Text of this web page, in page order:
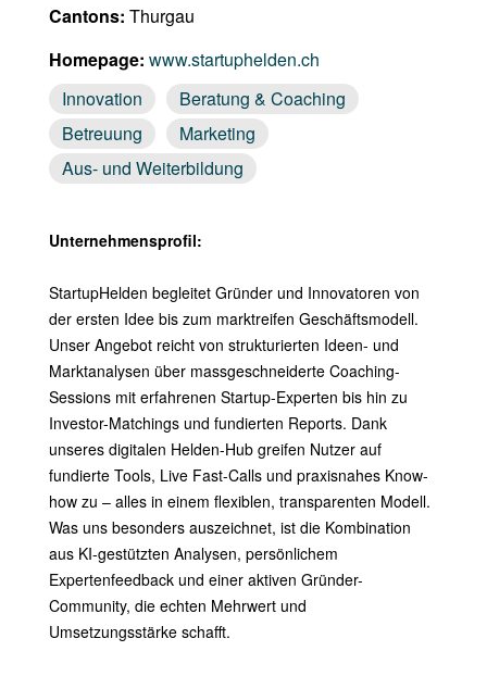
Cantons: Thurgau
Homepage: www.startuphelden.ch
Innovation
Beratung & Coaching
Betreuung
Marketing
Aus- und Weiterbildung
Unternehmensprofil:
StartupHelden begleitet Gründer und Innovatoren von
der ersten Idee bis zum marktreifen Geschäftsmodell.
Unser Angebot reicht von strukturierten Ideen- und
Marktanalysen über massgeschneiderte Coaching-
Sessions mit erfahrenen Startup-Experten bis hin zu
Investor-Matchings und fundierten Reports. Dank
unseres digitalen Helden-Hub greifen Nutzer auf
fundierte Tools, Live Fast-Calls und praxisnahes Know-
how zu – alles in einem flexiblen, transparenten Modell.
Was uns besonders auszeichnet, ist die Kombination
aus KI-gestützten Analysen, persönlichem
Expertenfeedback und einer aktiven Gründer-
Community, die echten Mehrwert und
Umsetzungsstärke schafft.